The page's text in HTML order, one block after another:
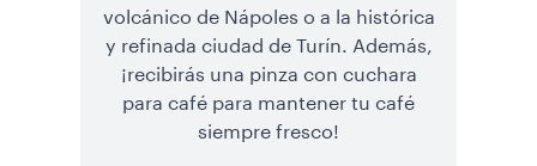
volcánico de Nápoles o a la histórica
y refinada ciudad de Turín. Además,
¡recibirás una pinza con cuchara
para café para mantener tu café
siempre fresco!